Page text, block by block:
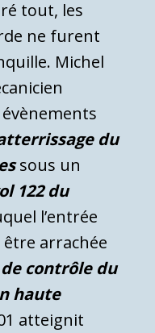
tout, les
ne furent
Michel
du
sous un
122 du
l’entrée
arrachée
contrôle du
haute
atteignit